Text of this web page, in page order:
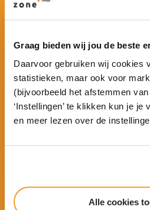
Graag bieden wij jou de beste
Daarvoor gebruiken wij cookies
statistieken, maar ook voor
(bijvoorbeeld het afstemmen
‘Instellingen’ te klikken kun je je
en meer lezen over de
Alle cookies